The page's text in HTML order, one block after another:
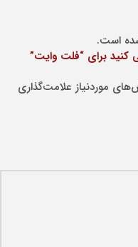
است.
کنید برای “فلت وایت”
موردنیاز علامت‌گذاری